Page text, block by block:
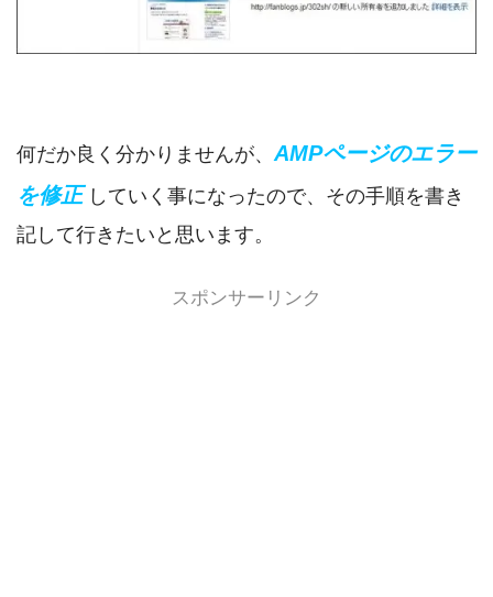
何だか良く分かりませんが、 AMPページのエラー
を修正 していく事になったので、その手順を書き
記して行きたいと思います。
スポンサーリンク